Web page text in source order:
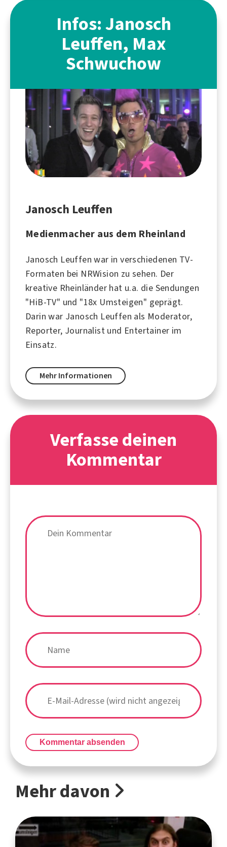
Infos: Janosch
Leuffen, Max
Schwuchow
Janosch Leuffen
Medienmacher aus dem Rheinland
Janosch Leuffen war in verschiedenen TV-
Formaten bei NRWision zu sehen. Der
kreative Rheinländer hat u.a. die Sendungen
"HiB-TV" und "18x Umsteigen" geprägt.
Darin war Janosch Leuffen als Moderator,
Reporter, Journalist und Entertainer im
Einsatz.
Mehr Informationen
Verfasse deinen
Kommentar
Kommentar absenden
Mehr davon